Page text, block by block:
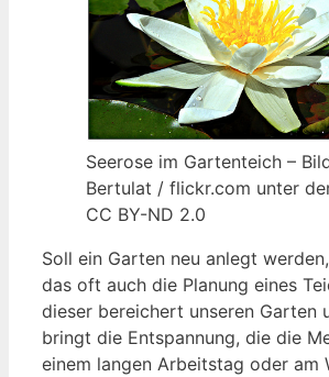
Seerose im Gartenteich –
Bertulat / flickr.com unter
CC BY-ND 2.0
Soll ein Garten neu anlegt
das oft auch die Planung eines
dieser bereichert unseren Garten
bringt die Entspannung, die die
einem langen Arbeitstag oder am